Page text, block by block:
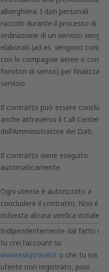
alberghiera. I dati personali
raccolti durante il processo di
ordinazione di un servizio
elaborati (ad es. vengono
con le compagnie aeree o con
fornitori di servizi) per finalizzare
servizio
Il contratto può essere concluso
anche attraverso il Call Center
dell'Amministratore dei Dati.
Il contratto viene eseguito
automaticamente.
Ogni utente è autorizzato a
concludere il contratto. Non è
richiesta alcuna verifica iniziale.
Indipendentemente dal fatto che
tu crei l'account su
www.eskytravel.it o che tu sia un
utente non registrato, puoi